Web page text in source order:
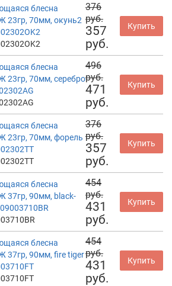
блесна
70мм, окунь2
376
руб.
357
руб.
Купить
блесна
70мм, серебро
496
руб.
471
руб.
Купить
блесна
70мм, форель
376
руб.
357
руб.
Купить
блесна
90мм, black-
454
руб.
431
руб.
Купить
блесна
90мм, fire tiger
454
руб.
431
руб.
Купить